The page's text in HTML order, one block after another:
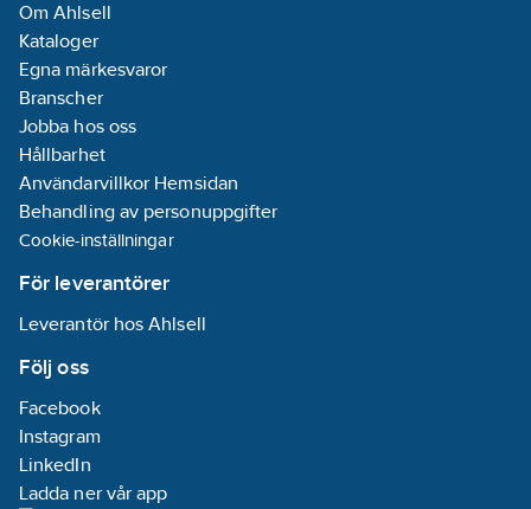
Om Ahlsell
Kataloger
Egna märkesvaror
Branscher
Jobba hos oss
Hållbarhet
Användarvillkor Hemsidan
Behandling av personuppgifter
Cookie-inställningar
För leverantörer
Leverantör hos Ahlsell
Följ oss
Facebook
Instagram
LinkedIn
Ladda ner vår app